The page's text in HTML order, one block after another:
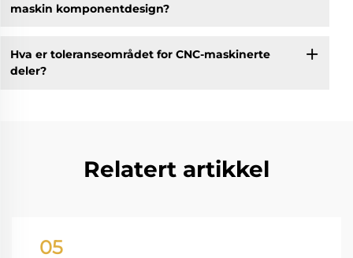
maskin komponentdesign?
Hva er toleranseområdet for CNC-maskinerte
deler?
Relatert artikkel
05